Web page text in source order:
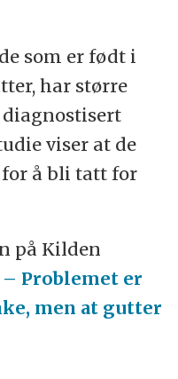
som er født i
har større
viser at de
for å bli tatt for
på Kilden
– Problemet er
men at gutter